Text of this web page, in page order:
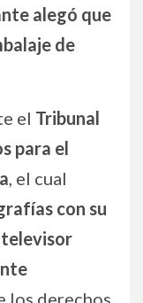
alegó que
de
el Tribunal
para el
, el cual
con su
los derechos